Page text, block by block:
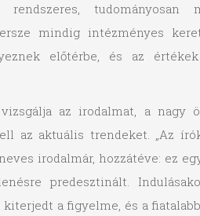
tudományosan
mindig intézményes
előtérbe, és az
az irodalmat, a nagy
az aktuális trendeket. „Az
irodalmár, hozzátéve: ez
predesztinált.
a figyelme, és a